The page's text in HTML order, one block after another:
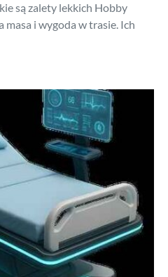
są zalety lekkich Hobby
masa i wygoda w trasie. Ich